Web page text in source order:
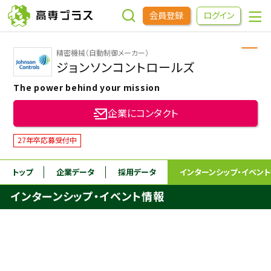
会員登録 ログイン
企業をさがす
進学先をさがす
インターンシップ・イベントをさがす
高専OBOGをさがす
精密機械（自動制御メーカー）
ジョンソンコントロールズ
The power behind your mission
企業にコンタクト
27年卒応募受付中
トップ 企業データ 採用データ インターンシップ・イベン
インターンシップ・イベント情報